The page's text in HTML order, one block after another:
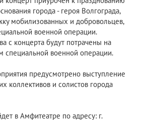
города - героя Волгограда,
мобилизованных и добровольцев,
военной операции.
с концерта будут потрачены на
специальной военной операции.
предусмотрено выступление
коллективов и солистов города
в Амфитеатре по адресу: г.